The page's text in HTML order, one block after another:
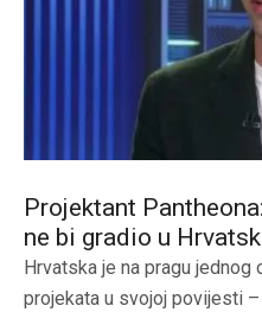
Projektant
ne bi gradio u
Hrvatska je na pragu jednog
projekata u svojoj povijesti